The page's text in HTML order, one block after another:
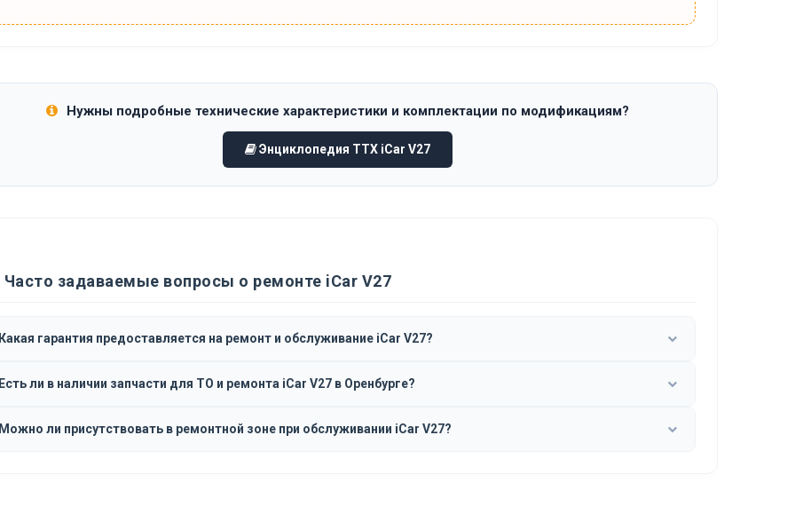
Нужны подробные технические характеристики и комплектации по модификациям?
Энциклопедия ТТХ iCar V27
Часто задаваемые вопросы о ремонте iCar V27
гарантия предоставляется на ремонт и обслуживание iCar V27?
ли в наличии запчасти для ТО и ремонта iCar V27 в Оренбурге?
ли присутствовать в ремонтной зоне при обслуживании iCar V27?